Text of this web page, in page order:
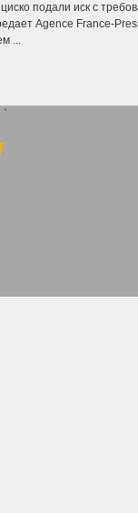
подали иск с
Agence France-
...
`